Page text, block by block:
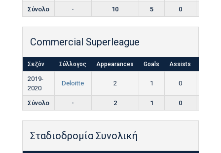
Σύνολο - 10 5 0
Commercial Superleague
Σεζόν Σύλλογος Appearances Goals Assists
2019-
2020
Deloitte 2 1 0
Σύνολο - 2 1 0
Σταδιοδρομία Συνολική